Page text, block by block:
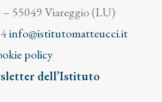
55049 Viareggio (LU)
info@istitutomatteucci.it
policy
dell’Istituto